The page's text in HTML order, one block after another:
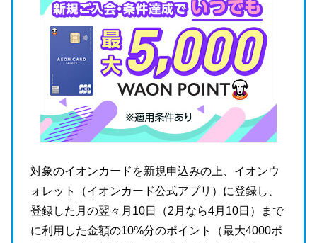
対象のイオンカードを新規申込みの上、イオンウ
ォレット（イオンカード公式アプリ）に登録し、
登録した月の翌々月10日（2月なら4月10日）まで
に利用した金額の10%分のポイント（最大4000ポ